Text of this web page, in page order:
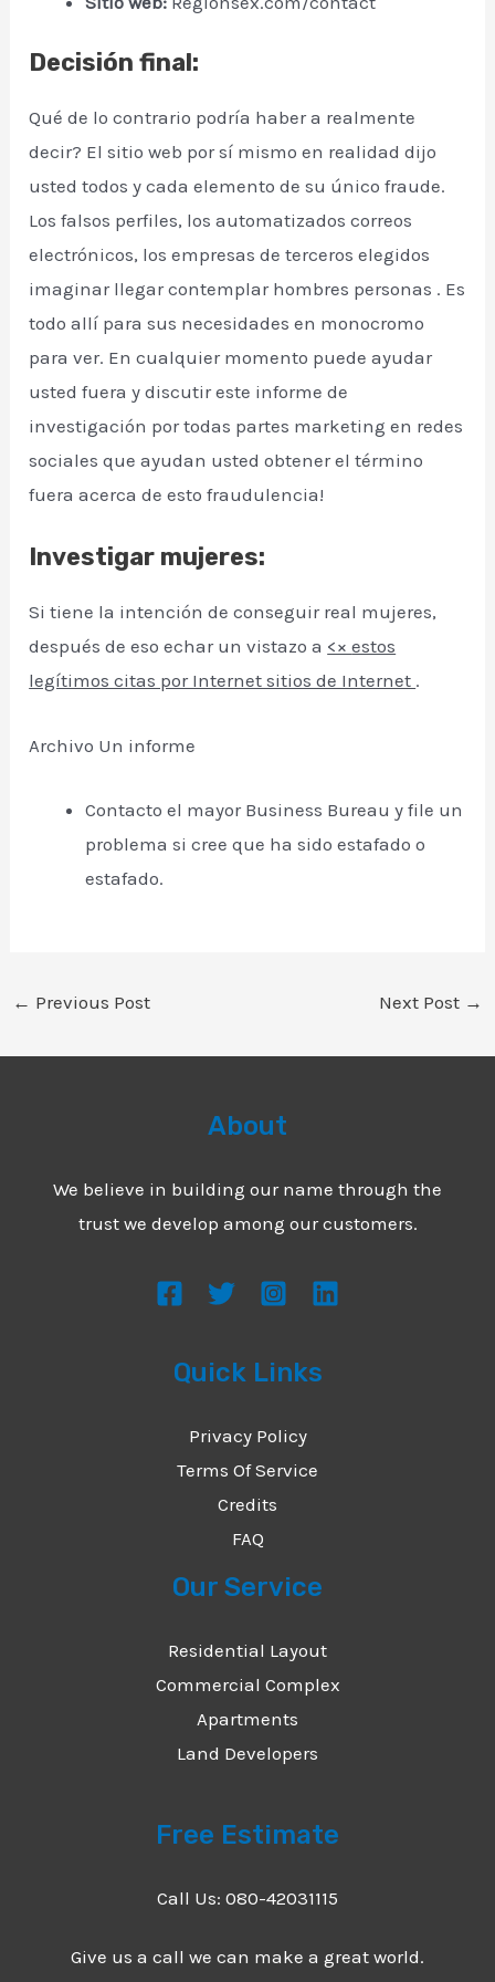
Decisión final:
Qué de lo contrario podría haber a realmente
decir? El sitio web por sí mismo en realidad dijo
usted todos y cada elemento de su único fraude.
Los falsos perfiles, los automatizados correos
electrónicos, los empresas de terceros elegidos
imaginar llegar contemplar hombres personas . Es
todo allí para sus necesidades en monocromo
para ver. En cualquier momento puede ayudar
usted fuera y discutir este informe de
investigación por todas partes marketing en redes
sociales que ayudan usted obtener el término
fuera acerca de esto fraudulencia!
Investigar mujeres:
Si tiene la intención de conseguir real mujeres,
después de eso echar un vistazo a <×estos
legítimos citas por Internet sitios de Internet .
Archivo Un informe
Contacto el mayor Business Bureau y file un
problema si cree que ha sido estafado o
estafado.
← Previous Post Next Post →
About
We believe in building our name through the
trust we develop among our customers.
Quick Links
Privacy Policy
Terms Of Service
Credits
FAQ
Our Service
Residential Layout
Commercial Complex
Apartments
Land Developers
Free Estimate
Call Us: 080-42031115
Give us a call we can make a great world.